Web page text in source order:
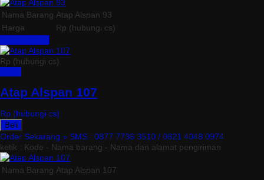
Nama Barang Atap Alspan 93
Harga
Rp (hubungi cs)
Rp (hubungi cs)
Atap Alspan 107
Rp (hubungi cs)
Beli
Order Sekarang » SMS : 0877 7736 3510 / 0821 4048 0974
ketik : Kode - Nama barang - Nama dan alamat pengiriman
Nama Barang Atap Alspan 107